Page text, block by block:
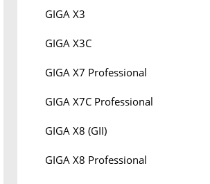
GIGA X3
GIGA X3C
GIGA X7 Professional
GIGA X7C Professional
GIGA X8 (GII)
GIGA X8 Professional